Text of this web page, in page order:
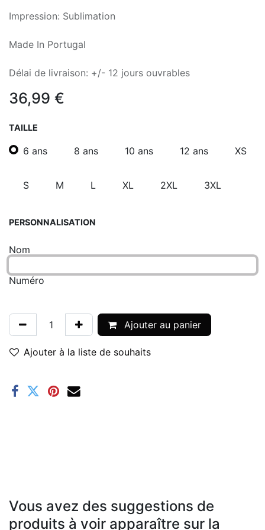
Impression: Sublimation
Made In Portugal
Délai de livraison: +/- 12 jours ouvrables
36,99 €
TAILLE
6 ans 8 ans 10 ans 12 ans XS
S M L XL 2XL 3XL
PERSONNALISATION
Nom
Numéro
Ajouter au panier
Ajouter à la liste de souhaits
Vous avez des suggestions de
produits à voir apparaître sur la